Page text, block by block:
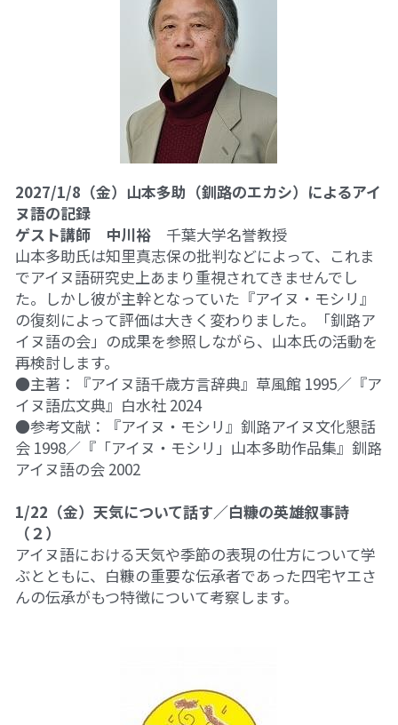
2027/1/8（金）山本多助（釧路のエカシ）によるアイ
ヌ語の記録
ゲスト講師　中川裕 千葉大学名誉教授
山本多助氏は知里真志保の批判などによって、これま
でアイヌ語研究史上あまり重視されてきませんでし
た。しかし彼が主幹となっていた『アイヌ・モシリ』
の復刻によって評価は大きく変わりました。「釧路ア
イヌ語の会」の成果を参照しながら、山本氏の活動を
再検討します。
●主著：『アイヌ語千歳方言辞典』草風館 1995／『ア
イヌ語広文典』白水社 2024
●参考文献：『アイヌ・モシリ』釧路アイヌ文化懇話
会 1998／『「アイヌ・モシリ」山本多助作品集』釧路
アイヌ語の会 2002
1/22（金）天気について話す／白糠の英雄叙事詩
（２）
アイヌ語における天気や季節の表現の仕方について学
ぶとともに、白糠の重要な伝承者であった四宅ヤエさ
んの伝承がもつ特徴について考察します。